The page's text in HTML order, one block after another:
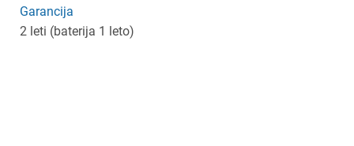
Garancija
2 leti (baterija 1 leto)